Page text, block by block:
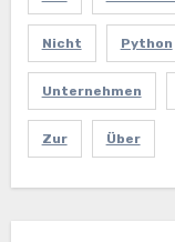
Nicht Python
Unternehmen
Zur Über